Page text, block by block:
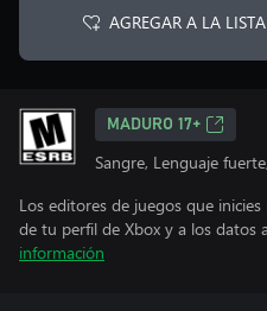
AGREGAR A LA
MADURO 17+
Sangre, Lenguaje
Los editores de juegos que
de tu perfil de Xbox y a los datos
información